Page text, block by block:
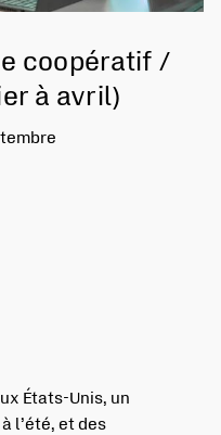
coopératif /
à avril)
États-Unis, un
l’été, et des